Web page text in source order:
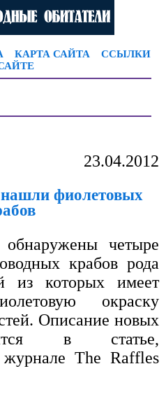
КАРТА САЙТА
ССЫЛКИ
23.04.2012
фиолетовых
четыре
крабов рода
из которых имеет
окраску
Описание новых
в статье,
The Raffles